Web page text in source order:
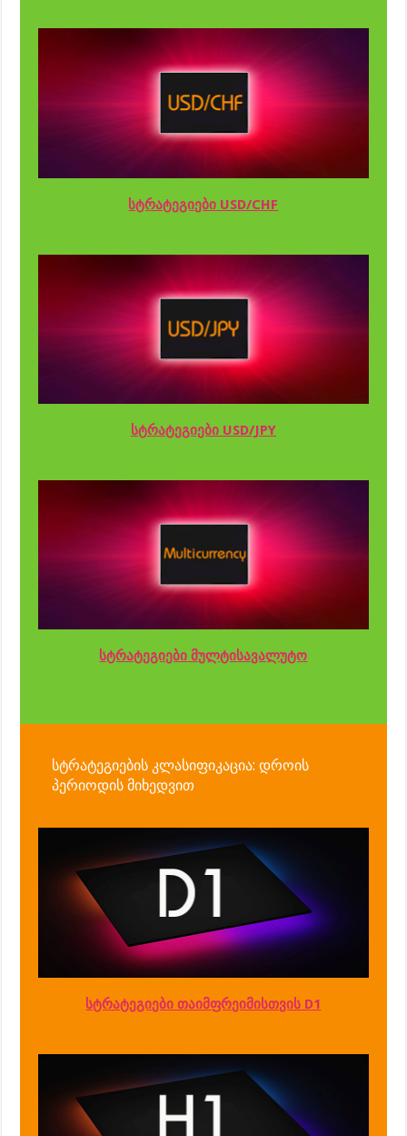
სტრატეგიები USD/CHF
სტრატეგიები USD/JPY
სტრატეგიები მულტისავალუტო
სტრატეგიების კლასიფიკაცია: დროის
პერიოდის მიხედვით
სტრატეგიები თაიმფრეიმისთვის D1